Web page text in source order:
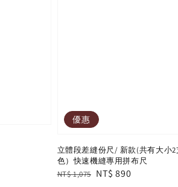
優惠
立體段差縫份尺/ 新款(共有大小
色）快速機縫專用拼布尺
Regular
NT$ 1,075 Sale
NT$ 890